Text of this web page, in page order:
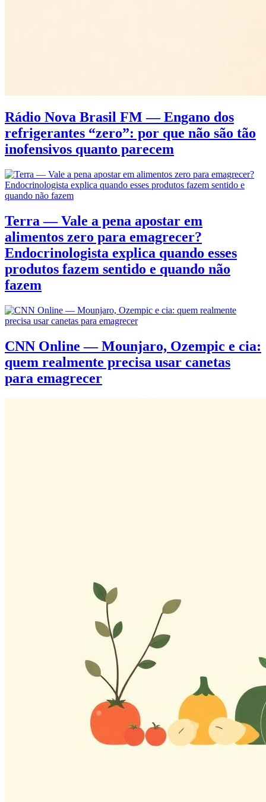
Rádio Nova Brasil FM — Engano dos
refrigerantes “zero”: por que não são tão
inofensivos quanto parecem
Terra — Vale a pena apostar em
alimentos zero para emagrecer?
Endocrinologista explica quando esses
produtos fazem sentido e quando não
fazem
CNN Online — Mounjaro, Ozempic e cia:
quem realmente precisa usar canetas
para emagrecer